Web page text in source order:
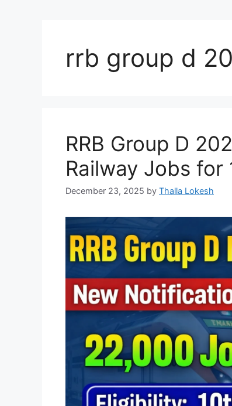
rrb group d
RRB Group D
Railway Jobs for
December 23, 2025 by Thalla Lokesh